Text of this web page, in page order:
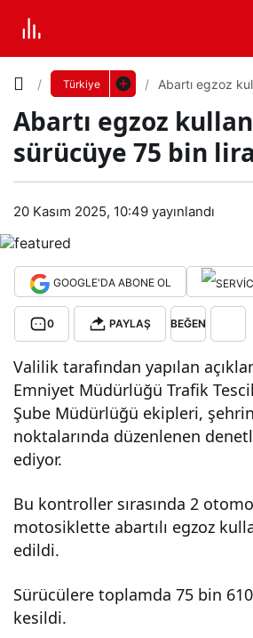
Türkiye
Abartı egzoz
Abartı egzoz
sürücüye 75 bin
20 Kasım 2025, 10:49 yayınlandı
GOOGLE'DA ABONE OL
0 PAYLAŞ BEĞEN
Valilik tarafından yapılan
Emniyet Müdürlüğü Trafik
Şube Müdürlüğü ekipleri,
noktalarında düzenlenen
ediyor.
Bu kontroller sırasında 2
motosiklette abartılı egzoz
edildi.
Sürücülere toplamda 75 bin
kesildi.
Aba
egz
oz
kull
ana
sür
ye
Yazı
Boyutunu
Küçük 100% Dev
Varsayılana
dön